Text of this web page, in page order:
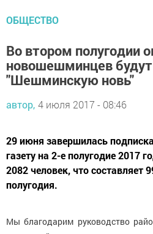
ОБЩЕСТВО
Во втором полугодии
новошешминцев
"Шешминскую новь"
автор, 4 июля 2017 - 08:46
29 июня завершилась
газету на 2-е полугодие 2017
2082 человек, что составляет
полугодия.
Мы благодарим руководство